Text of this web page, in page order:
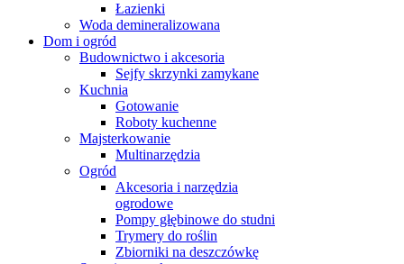
Łazienki
Woda demineralizowana
Dom i ogród
Budownictwo i akcesoria
Sejfy skrzynki zamykane
Kuchnia
Gotowanie
Roboty kuchenne
Majsterkowanie
Multinarzędzia
Ogród
Akcesoria i narzędzia
ogrodowe
Pompy głębinowe do studni
Trymery do roślin
Zbiorniki na deszczówkę